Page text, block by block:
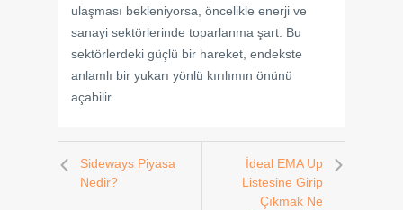
ulaşması bekleniyorsa, öncelikle enerji ve
sanayi sektörlerinde toparlanma şart. Bu
sektörlerdeki güçlü bir hareket, endekste
anlamlı bir yukarı yönlü kırılımın önünü
açabilir.
Sideways Piyasa
Nedir?
İdeal EMA Up
Listesine Girip
Çıkmak Ne